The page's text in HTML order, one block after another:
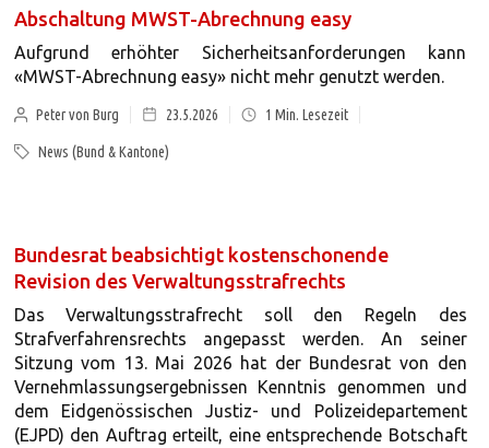
Abschaltung MWST-Abrechnung easy
Aufgrund erhöhter Sicherheitsanforderungen kann
«MWST-Abrechnung easy» nicht mehr genutzt werden.
Peter von Burg 23.5.2026 1 Min. Lesezeit
News (Bund & Kantone)
Bundesrat beabsichtigt kostenschonende
Revision des Verwaltungsstrafrechts
Das Verwaltungsstrafrecht soll den Regeln des
Strafverfahrensrechts angepasst werden. An seiner
Sitzung vom 13. Mai 2026 hat der Bundesrat von den
Vernehmlassungsergebnissen Kenntnis genommen und
dem Eidgenössischen Justiz- und Polizeidepartement
(EJPD) den Auftrag erteilt, eine entsprechende Botschaft